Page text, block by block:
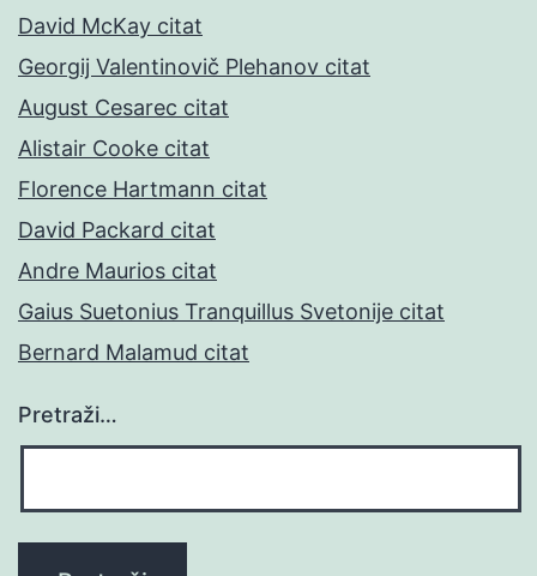
David McKay citat
Georgij Valentinovič Plehanov citat
August Cesarec citat
Alistair Cooke citat
Florence Hartmann citat
David Packard citat
Andre Maurios citat
Gaius Suetonius Tranquillus Svetonije citat
Bernard Malamud citat
Pretraži…